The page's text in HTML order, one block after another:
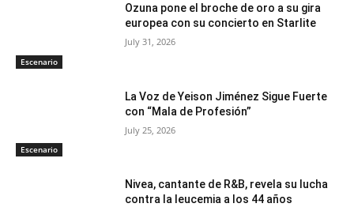
Escenario
Ozuna pone el broche de oro a su gira
europea con su concierto en Starlite
July 31, 2026
Escenario
La Voz de Yeison Jiménez Sigue Fuerte
con “Mala de Profesión”
July 25, 2026
Nivea, cantante de R&B, revela su lucha
contra la leucemia a los 44 años